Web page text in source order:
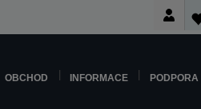
OBCHOD INFORMACE PODPORA